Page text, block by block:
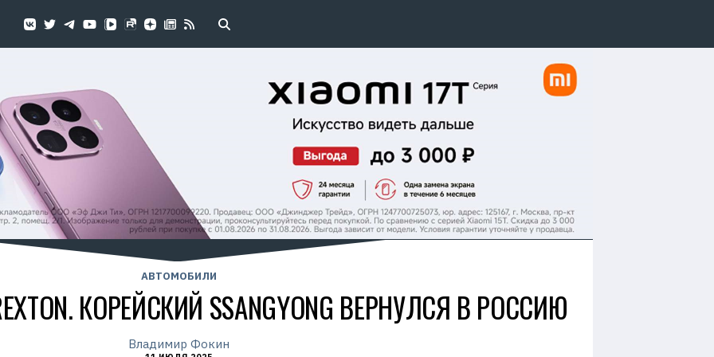
АВТОМОБИЛИ
КОРЕЙСКИЙ SSANGYONG ВЕРНУЛСЯ В РОССИЮ
Владимир Фокин